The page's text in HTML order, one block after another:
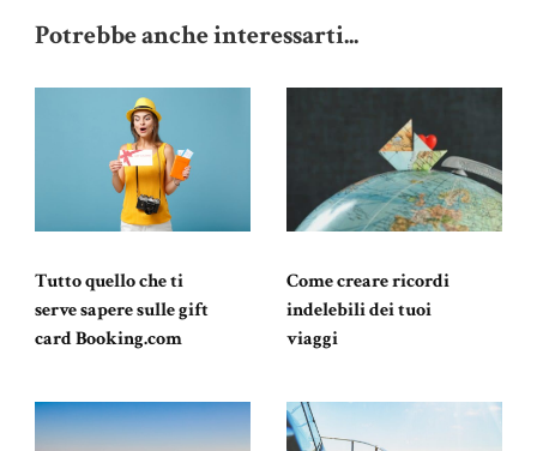
Potrebbe anche interessarti...
Tutto quello che ti
serve sapere sulle gift
card Booking.com
Come creare ricordi
indelebili dei tuoi
viaggi